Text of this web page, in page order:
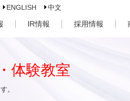
ENGLISH 中文
IR情報 採用情報
体験教室
。